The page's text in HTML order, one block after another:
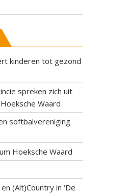
kinderen tot gezond
spreken zich uit
Waard
softbalvereniging
Hoeksche Waard
(Alt)Country in ‘De